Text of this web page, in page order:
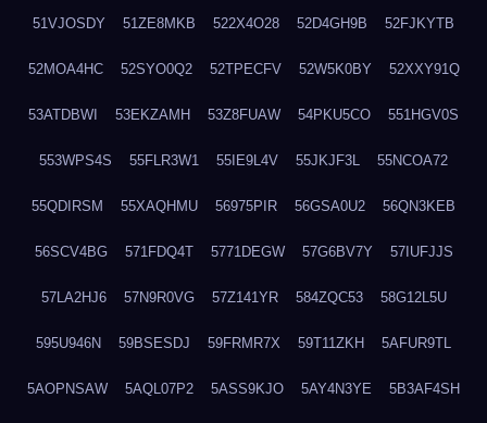
51VJOSDY 51ZE8MKB 522X4O28 52D4GH9B 52FJKYTB
52MOA4HC 52SYO0Q2 52TPECFV 52W5K0BY 52XXY91Q
53ATDBWI 53EKZAMH 53Z8FUAW 54PKU5CO 551HGV0S
553WPS4S 55FLR3W1 55IE9L4V 55JKJF3L 55NCOA72
55QDIRSM 55XAQHMU 56975PIR 56GSA0U2 56QN3KEB
56SCV4BG 571FDQ4T 5771DEGW 57G6BV7Y 57IUFJJS
57LA2HJ6 57N9R0VG 57Z141YR 584ZQC53 58G12L5U
595U946N 59BSESDJ 59FRMR7X 59T11ZKH 5AFUR9TL
5AOPNSAW 5AQL07P2 5ASS9KJO 5AY4N3YE 5B3AF4SH